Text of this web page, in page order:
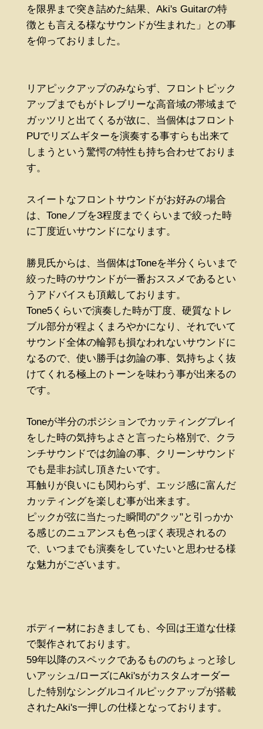
を限界まで突き詰めた結果、Aki's Guitarの特
徴とも言える様なサウンドが生まれた」との事
を仰っておりました。
リアピックアップのみならず、フロントピック
アップまでもがトレブリーな高音域の帯域まで
ガッツリと出てくるが故に、当個体はフロント
PUでリズムギターを演奏する事すらも出来て
しまうという驚愕の特性も持ち合わせておりま
す。
スイートなフロントサウンドがお好みの場合
は、Toneノブを3程度までくらいまで絞った時
に丁度近いサウンドになります。
勝見氏からは、当個体はToneを半分くらいまで
絞った時のサウンドが一番おススメであるとい
うアドバイスも頂戴しております。
Tone5くらいで演奏した時が丁度、硬質なトレ
ブル部分が程よくまろやかになり、それでいて
サウンド全体の輪郭も損なわれないサウンドに
なるので、使い勝手は勿論の事、気持ちよく抜
けてくれる極上のトーンを味わう事が出来るの
です。
Toneが半分のポジションでカッティングプレイ
をした時の気持ちよさと言ったら格別で、クラ
ンチサウンドでは勿論の事、クリーンサウンド
でも是非お試し頂きたいです。
耳触りが良いにも関わらず、エッジ感に富んだ
カッティングを楽しむ事が出来ます。
ピックが弦に当たった瞬間の"クッ"と引っかか
る感じのニュアンスも色っぽく表現されるの
で、いつまでも演奏をしていたいと思わせる様
な魅力がございます。
ボディー材におきましても、今回は王道な仕様
で製作されております。
59年以降のスペックであるもののちょっと珍し
いアッシュ/ローズにAki'sがカスタムオーダー
した特別なシングルコイルピックアップが搭載
されたAki's一押しの仕様となっております。